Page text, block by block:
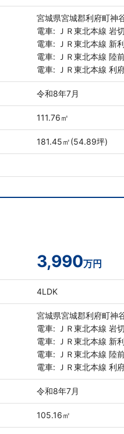
宮城県宮城郡利府町神
電車: ＪＲ東北本線 岩
電車: ＪＲ東北本線 新
電車: ＪＲ東北本線 陸
電車: ＪＲ東北本線 利
令和8年7月
111.76㎡
181.45㎡(54.89坪)
3,990万円
4LDK
宮城県宮城郡利府町神
電車: ＪＲ東北本線 岩
電車: ＪＲ東北本線 新
電車: ＪＲ東北本線 陸
電車: ＪＲ東北本線 利
令和8年7月
105.16㎡